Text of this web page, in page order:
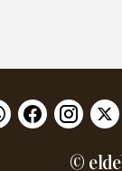
©